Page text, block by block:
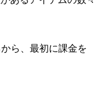
ら、最初に課金を